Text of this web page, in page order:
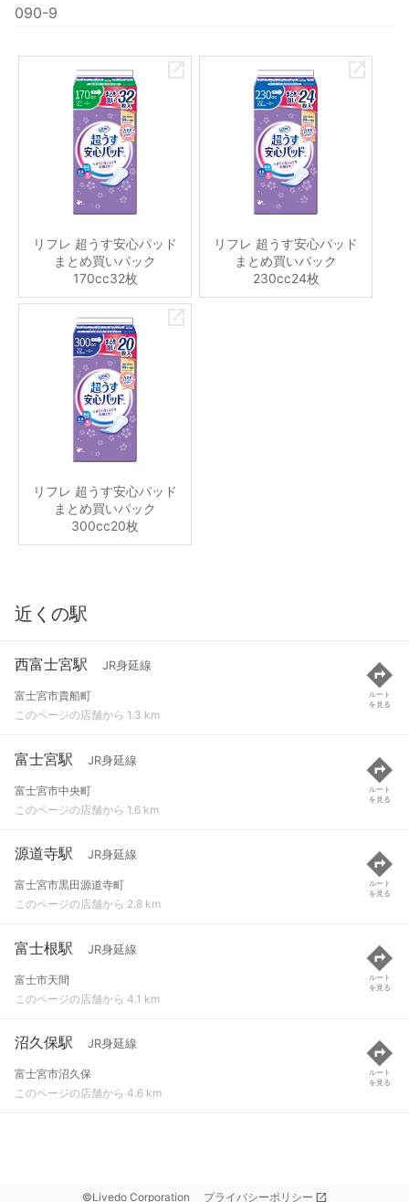
090-9
リフレ 超うす安心パッド
まとめ買いパック
170cc32枚
リフレ 超うす安心パッド
まとめ買いパック
230cc24枚
リフレ 超うす安心パッド
まとめ買いパック
300cc20枚
近くの駅
西富士宮駅 JR身延線
富士宮市貴船町
このページの店舗から 1.3 km
ルート
を見る
富士宮駅 JR身延線
富士宮市中央町
このページの店舗から 1.6 km
ルート
を見る
源道寺駅 JR身延線
富士宮市黒田源道寺町
このページの店舗から 2.8 km
ルート
を見る
富士根駅 JR身延線
富士市天間
このページの店舗から 4.1 km
ルート
を見る
沼久保駅 JR身延線
富士宮市沼久保
このページの店舗から 4.6 km
ルート
を見る
©Livedo Corporation プライバシーポリシー